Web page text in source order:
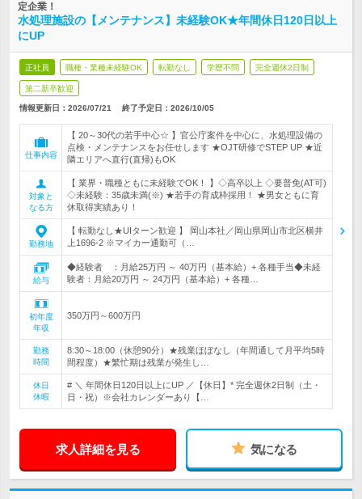
定企業！
水処理施設の【メンテナンス】未経験OK★年間休日120日以上
にUP
正社員 職種・業種未経験OK 転勤なし 学歴不問 完全週休2日制
第二新卒歓迎
情報更新日：2026/07/21 終了予定日： 2026/10/05
仕事内容
【 20～30代の若手中心☆ 】官公庁案件を中心に、水処理設備の
点検・メンテナンスをお任せします ★OJT研修でSTEP UP ★近
隣エリアへ直行(直帰)もOK
対象と
なる方
【 業界・職種ともに未経験でOK！ 】◇高卒以上 ◇要普免(AT可)
◇未経験：35歳未満(※) ★若手の育成枠採用！ ★男女ともに育
休取得実績あり！
勤務地
【 転勤なし★UIターン歓迎 】 岡山本社／岡山県岡山市北区横井
上1696-2 ※マイカー通勤可（…
給与
◆経験者 ：月給25万円 ～ 40万円（基本給）+ 各種手当◆未経
験者：月給20万円 ～ 24万円（基本給）+ 各種…
初年度
年収
350万円～600万円
勤務
時間
8:30～18:00（休憩90分）★残業ほぼなし（年間通して月平均5時
間程度）★繁忙期は残業が発生し…
休日
休暇
# ＼ 年間休日120日以上にUP ／【休日】* 完全週休2日制（土・
日・祝）※会社カレンダーあり【…
求人詳細を見る 気になる